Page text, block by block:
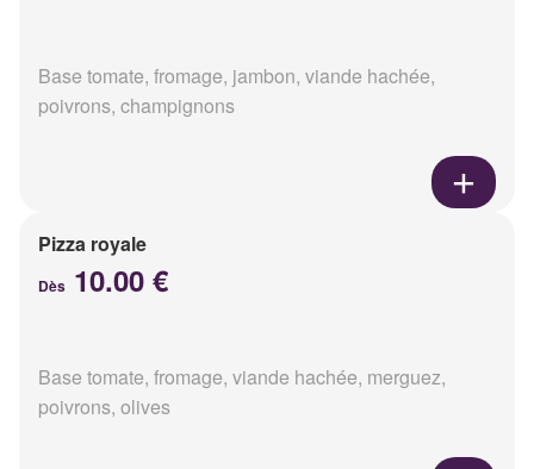
Base tomate, fromage, jambon, viande hachée,
poivrons, champignons
Pizza royale
Dès 10.00 €
Base tomate, fromage, viande hachée, merguez,
poivrons, olives